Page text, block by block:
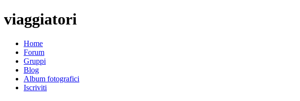
viaggiatori
Home
Forum
Gruppi
Blog
Album fotografici
Iscriviti